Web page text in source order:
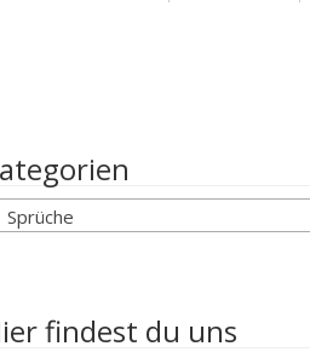
Sprüche
findest du uns